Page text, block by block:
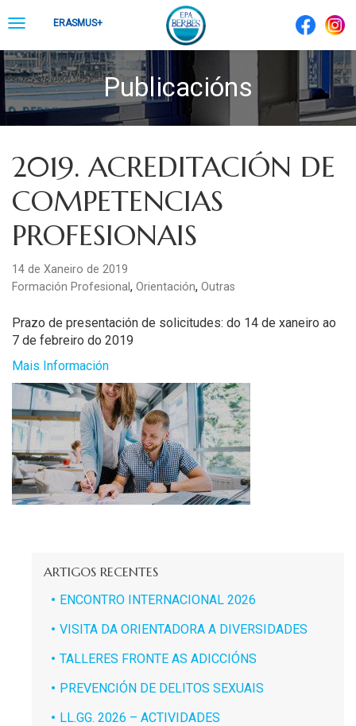
to ToggleERASMUS+
Publicacións
2019. ACREDITACIÓN DE
COMPETENCIAS
PROFESIONAIS
14 de Xaneiro de 2019
Formación Profesional, Orientación, Outras
Prazo de presentación de solicitudes: do 14 de xaneiro ao
7 de febreiro do 2019
Mais Información
ARTIGOS RECENTES
ENCONTRO INTERNACIONAL 2026
VISITA DA ORIENTADORA A DIVERSIDADES
TALLERES FRONTE AS ADICCIÓNS
PREVENCIÓN DE DELITOS SEXUAIS
LL.GG. 2026 – ACTIVIDADES